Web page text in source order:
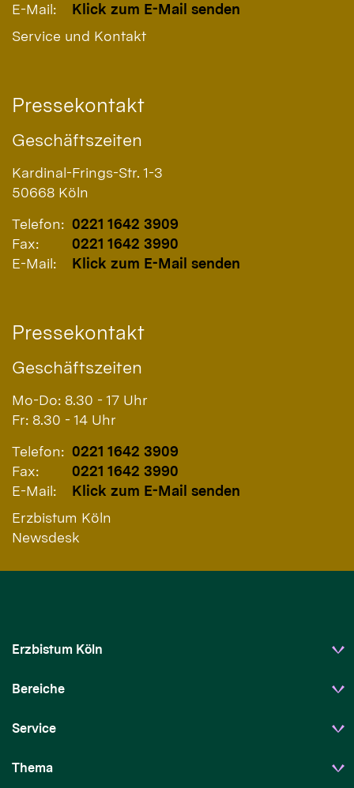
E-Mail:
Klick zum E-Mail senden
Service und Kontakt
Pressekontakt
Geschäftszeiten
Kardinal-Frings-Str. 1-3
50668 Köln
Telefon: 0221 1642 3909
Fax:
0221 1642 3990
E-Mail:
Klick zum E-Mail senden
Pressekontakt
Geschäftszeiten
Mo-Do: 8.30 - 17 Uhr
Fr: 8.30 - 14 Uhr
Telefon: 0221 1642 3909
Fax:
0221 1642 3990
E-Mail:
Klick zum E-Mail senden
Erzbistum Köln
Newsdesk
Erzbistum Köln
Bereiche
Service
Thema